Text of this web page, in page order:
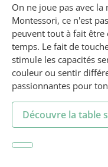
On ne joue pas avec
Montessori, ce n'est
peuvent tout à fait être
temps. Le fait de
stimule les capacités
couleur ou sentir
passionnantes pour
Découvre la table